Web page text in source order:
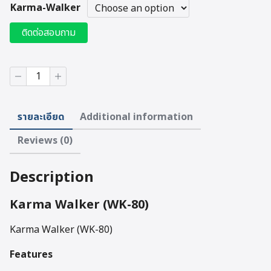
Karma-Walker
ติดต่อสอบถาม
Karma
Walker
quantity
รายละเอียด
Additional information
Reviews (0)
Description
Karma Walker (WK-80)
Karma Walker (WK-80)
Features